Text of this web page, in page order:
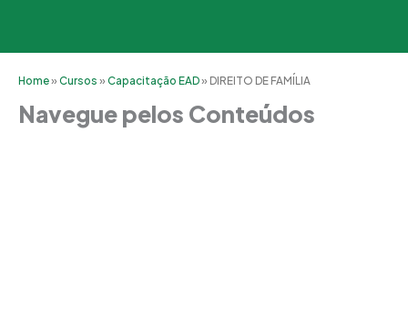
Home»Cursos »Capacitação EAD» DIREITO DE FAMÍLIA
Navegue pelos Conteúdos